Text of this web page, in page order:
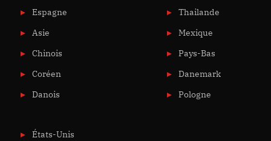
Espagne
Asie
Chinois
Coréen
Danois
Thailande
Mexique
Pays-Bas
Danemark
Pologne
États-Unis